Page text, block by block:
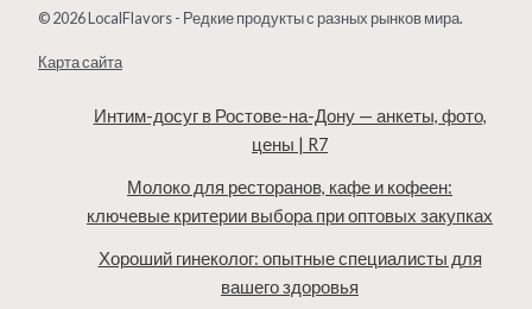
© 2026 LocalFlavors - Редкие продукты с разных рынков мира.
Карта сайта
Интим-досуг в Ростове-на-Дону — анкеты, фото,
цены | R7
Молоко для ресторанов, кафе и кофеен:
ключевые критерии выбора при оптовых закупках
Хороший гинеколог: опытные специалисты для
вашего здоровья